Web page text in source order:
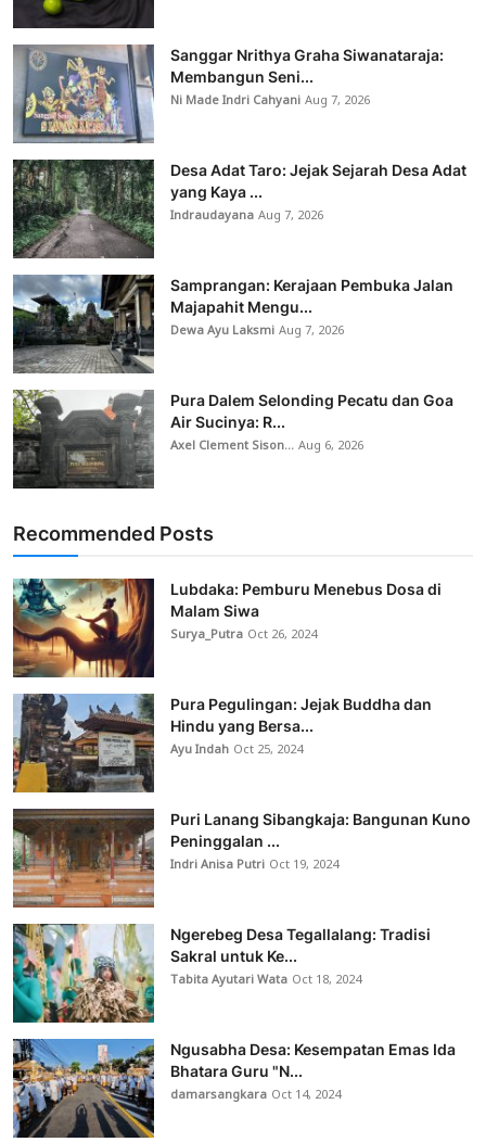
Sanggar Nrithya Graha Siwanataraja:
Membangun Seni...
Ni Made Indri CahyaniAug 7, 2026
Desa Adat Taro: Jejak Sejarah Desa Adat
yang Kaya ...
IndraudayanaAug 7, 2026
Samprangan: Kerajaan Pembuka Jalan
Majapahit Mengu...
Dewa Ayu LaksmiAug 7, 2026
Pura Dalem Selonding Pecatu dan Goa
Air Sucinya: R...
Axel Clement Sison...Aug 6, 2026
Recommended Posts
Lubdaka: Pemburu Menebus Dosa di
Malam Siwa
Surya_Putra Oct 26, 2024
Pura Pegulingan: Jejak Buddha dan
Hindu yang Bersa...
Ayu Indah Oct 25, 2024
Puri Lanang Sibangkaja: Bangunan Kuno
Peninggalan ...
Indri Anisa Putri Oct 19, 2024
Ngerebeg Desa Tegallalang: Tradisi
Sakral untuk Ke...
Tabita Ayutari Wata Oct 18, 2024
Ngusabha Desa: Kesempatan Emas Ida
Bhatara Guru "N...
damarsangkara Oct 14, 2024